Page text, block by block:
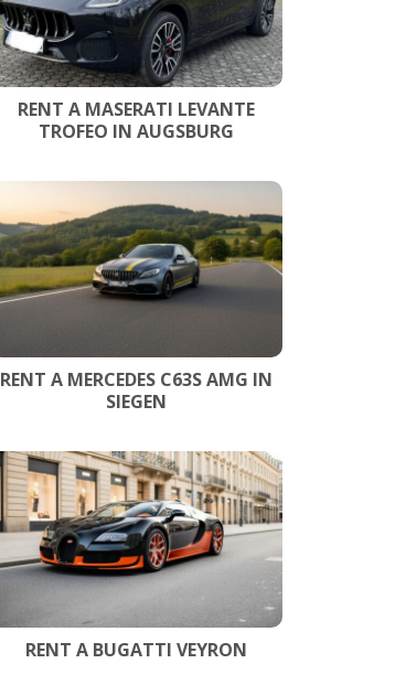
RENT A MASERATI LEVANTE
TROFEO IN AUGSBURG
RENT A MERCEDES C63S AMG IN
SIEGEN
RENT A BUGATTI VEYRON